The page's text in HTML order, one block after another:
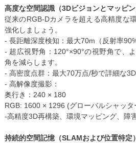
高度な空間認識（3Dビジョンとマッピン
従来のRGB-Dカメラを超える高精度な
強化しましょう。
- 長距離深度検知：最大70m（反射率
- 超広視野角：120°×90°の視野角で、
角を減らします。
- 高密度点群：最大70万点/秒で詳細な
- 高解像度撮影：
奥行き：240 × 180
RGB: 1600 × 1296 (グローバルシャッタ
-高精度3D再構築、環境マッピング、障
持続的空間記憶（SLAMおよび位置特定）